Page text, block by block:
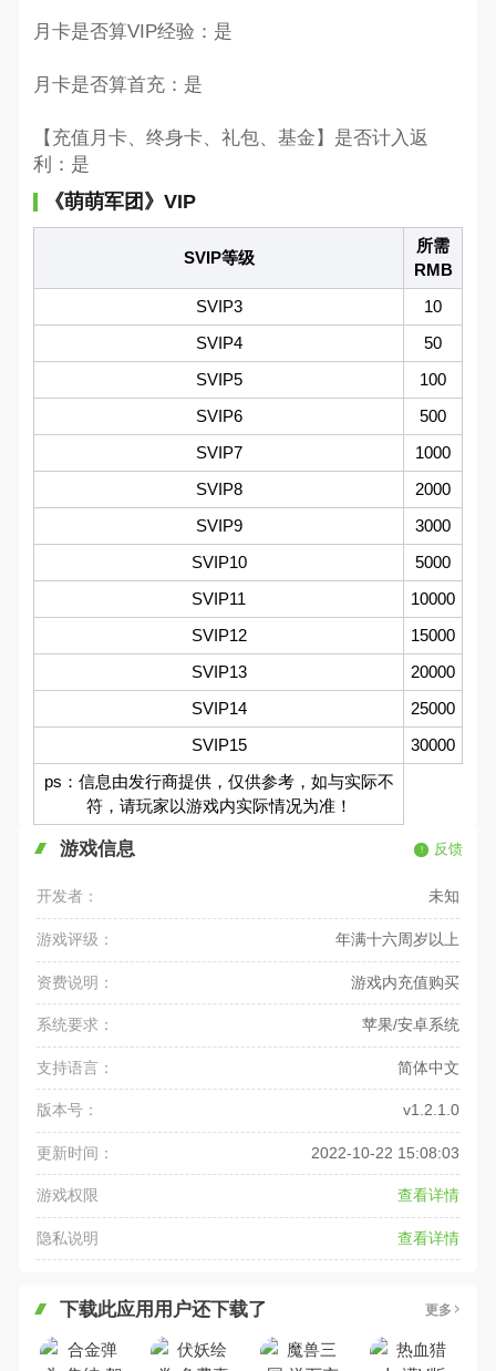
月卡是否算VIP经验：是
月卡是否算首充：是
【充值月卡、终身卡、礼包、基金】是否计入返
利：是
《萌萌军团》VIP
SVIP等级
所需
RMB
SVIP3
10
SVIP4
50
SVIP5
100
SVIP6
500
SVIP7
1000
SVIP8
2000
SVIP9
3000
SVIP10
5000
SVIP11
10000
SVIP12
15000
SVIP13
20000
SVIP14
25000
SVIP15
30000
ps：信息由发行商提供，仅供参考，如与实际不
符，请玩家以游戏内实际情况为准！
游戏信息 反馈
开发者： 未知
游戏评级： 年满十六周岁以上
资费说明： 游戏内充值购买
系统要求： 苹果/安卓系统
支持语言： 简体中文
版本号： v1.2.1.0
更新时间： 2022-10-22 15:08:03
游戏权限 查看详情
隐私说明 查看详情
下载此应用用户还下载了 更多